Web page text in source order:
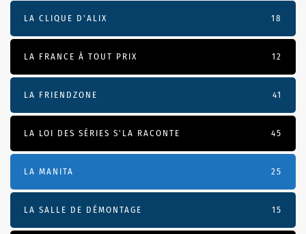
LA CLIQUE D'ALIX 18
LA FRANCE À TOUT PRIX 12
LA FRIENDZONE 41
LA LOI DES SÉRIES S'LA RACONTE 45
LA MANITA 25
LA SALLE DE DÉMONTAGE 15